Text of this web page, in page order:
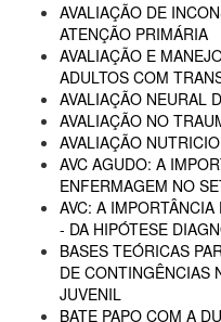
AVALIAÇÃO DE
ATENÇÃO PRIMÁRIA
AVALIAÇÃO E
ADULTOS COM
AVALIAÇÃO NEURAL
AVALIAÇÃO NO
AVALIAÇÃO
AVC AGUDO: A
ENFERMAGEM NO
AVC: A
- DA HIPÓTESE
BASES TEÓRICAS
DE CONTINGÊNCIAS
JUVENIL
BATE PAPO COM A